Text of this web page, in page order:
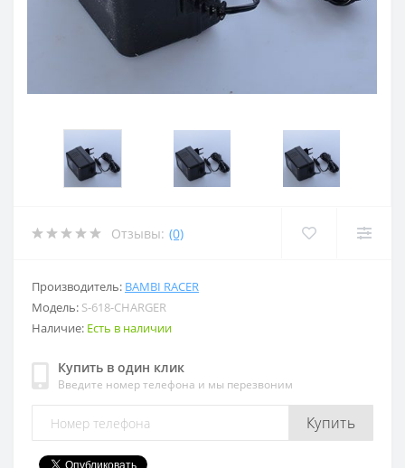
Отзывы: (0)
Производитель: BAMBI RACER
Модель: S-618-CHARGER
Наличие: Есть в наличии
Купить в один клик
Введите номер телефона и мы перезвоним
Купить